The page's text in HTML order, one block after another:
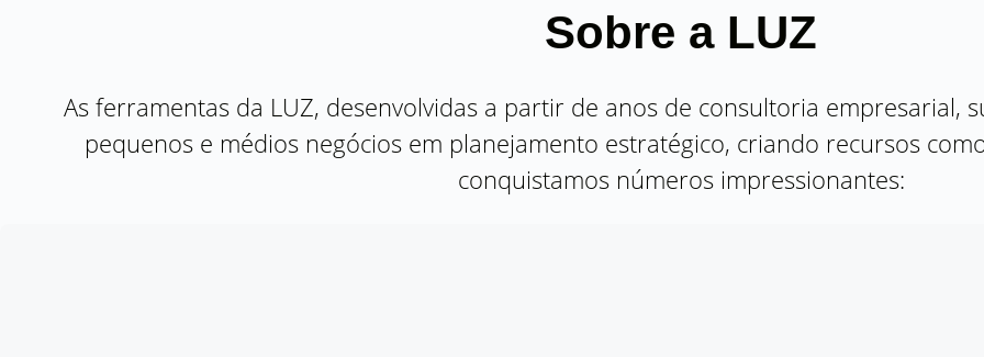
Sobre a LUZ
As ferramentas da LUZ, desenvolvidas a partir de anos de consultoria empresarial,
pequenos e médios negócios em planejamento estratégico, criando recursos
conquistamos números impressionantes: